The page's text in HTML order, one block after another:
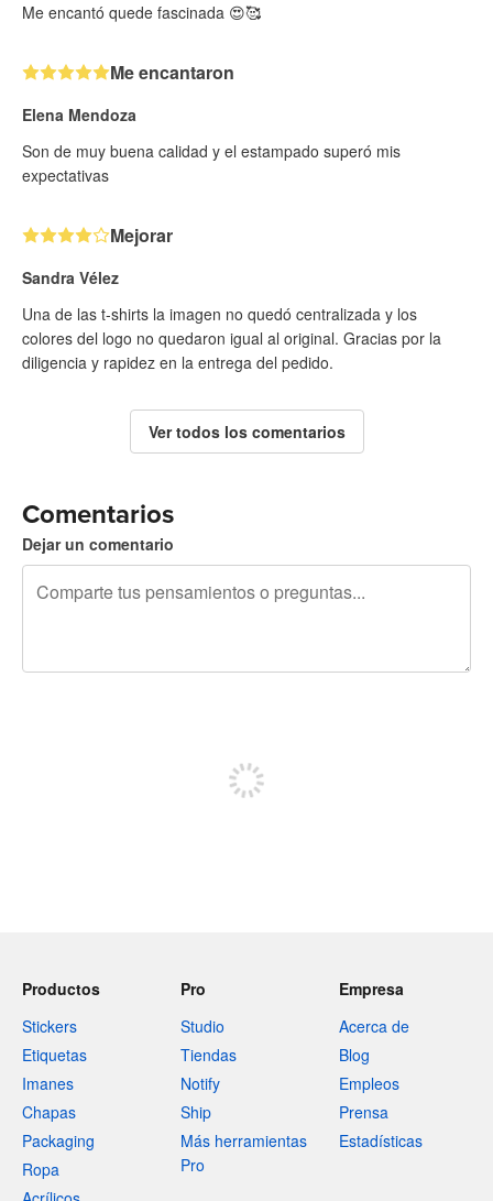
Me encantó quede fascinada 😍🥰
Me encantaron
Elena Mendoza
Son de muy buena calidad y el estampado superó mis
expectativas
Mejorar
Sandra Vélez
Una de las t-shirts la imagen no quedó centralizada y los
colores del logo no quedaron igual al original. Gracias por la
diligencia y rapidez en la entrega del pedido.
Ver todos los comentarios
Comentarios
Dejar un comentario
Productos
Stickers
Etiquetas
Imanes
Chapas
Packaging
Ropa
Pro
Studio
Tiendas
Notify
Ship
Más herramientas
Pro
Empresa
Acerca de
Blog
Empleos
Prensa
Estadísticas